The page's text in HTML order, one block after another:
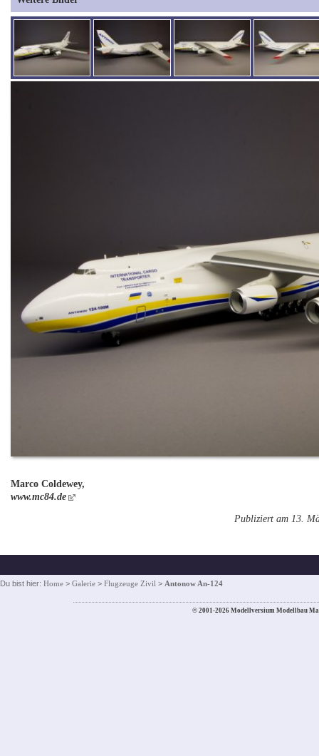
Marco Coldewey,
www.mc84.de
Publiziert am 13.
Du bist hier: Home > Galerie > Flugzeuge Zivil > Antonow An-124
© 2001-2026 Modellversium Modellbau